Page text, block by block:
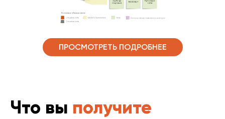
ПРОСМОТРЕТЬ ПОДРОБНЕЕ
Что вы получите